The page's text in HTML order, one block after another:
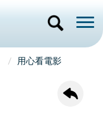
用心看電影